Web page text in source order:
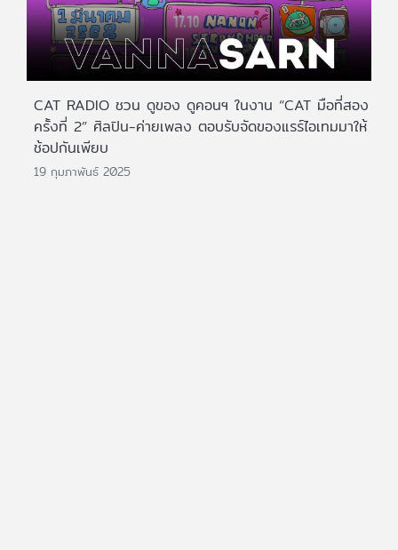
CAT RADIO ชวน ดูของ ดูคอนฯ ในงาน “CAT มือที่สอง
ครั้งที่ 2” ศิลปิน-ค่ายเพลง ตอบรับจัดของแรร์ไอเทมมาให้
ช้อปกันเพียบ
19 กุมภาพันธ์ 2025